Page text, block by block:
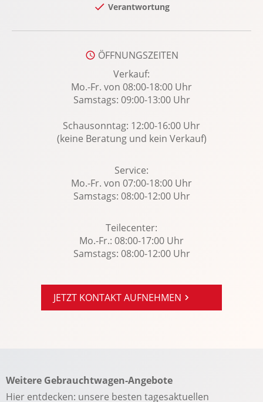
Notbremsassistent
Notrufsystem
Optikpaket: Body-Styling-Paket
Panorama-Schiebedach elekt.
Power KeyFree-Startfunktion
Privacy-Verglasung
Radio-Navigationssystem
Reifendruckkontrolle
Reifenpannenset
Rücksitze klapp- und teilbar
Seitenairbag vorn
selbstlenkende Einparkhilfe m. Parkhilfe vorn u.
Servolenkung
Sitzheizung Fahrer/Beifahrer
Sportsitze
Spracheingabesystem
Verantwortung
ÖFFNUNGSZEITEN
Verkauf:
Mo.-Fr. von 08:00-18:00 Uhr
Samstags: 09:00-13:00 Uhr
Schausonntag: 12:00-16:00 Uhr
(keine Beratung und kein Verkauf)
Service:
Mo.-Fr. von 07:00-18:00 Uhr
Samstags: 08:00-12:00 Uhr
Teilecenter:
Mo.-Fr.: 08:00-17:00 Uhr
Samstags: 08:00-12:00 Uhr
JETZT KONTAKT AUFNEHMEN
Weitere Gebrauchtwagen-Angebote
Hier entdecken: unsere besten tagesaktuellen